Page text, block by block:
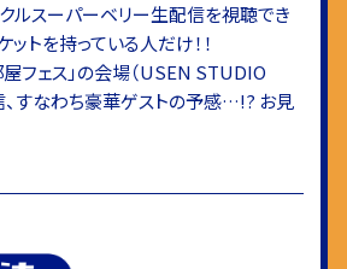
ルスーパーベリー生配信を視聴でき
トを持っている人だけ！！
フェス」の会場（USEN STUDIO
、すなわち豪華ゲストの予感…!? お見